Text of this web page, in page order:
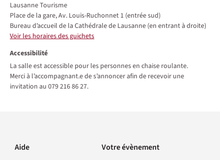
Lausanne Tourisme
Place de la gare, Av. Louis-Ruchonnet 1 (entrée sud)
Bureau d’accueil de la Cathédrale de Lausanne (en entrant à droite)
Voir les horaires des guichets
Accessibilité
La salle est accessible pour les personnes en chaise roulante.
Merci à l’accompagnant.e de s’annoncer afin de recevoir une
invitation au 079 216 86 27.
Aide
Votre évènement